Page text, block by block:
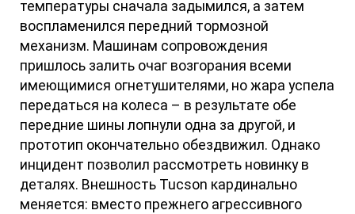
температуры сначала задымился, а затем
воспламенился передний тормозной
механизм. Машинам сопровождения
пришлось залить очаг возгорания всеми
имеющимися огнетушителями, но жара успела
передаться на колеса – в результате обе
передние шины лопнули одна за другой, и
прототип окончательно обездвижил. Однако
инцидент позволил рассмотреть новинку в
деталях. Внешность Tucson кардинально
меняется: вместо прежнего агрессивного